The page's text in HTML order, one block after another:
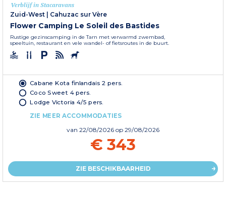
Verblijf in Stacaravans
Zuid-West | Cahuzac sur Vère
Flower Camping Le Soleil des Bastides
Rustige gezinscamping in de Tarn met verwarmd zwembad,
speeltuin, restaurant en vele wandel- of fietsroutes in de buurt.
Cabane Kota finlandais 2 pers.
Coco Sweet 4 pers.
Lodge Victoria 4/5 pers.
ZIE MEER ACCOMMODATIES
van 22/08/2026 op 29/08/2026
€ 343
ZIE BESCHIKBAARHEID